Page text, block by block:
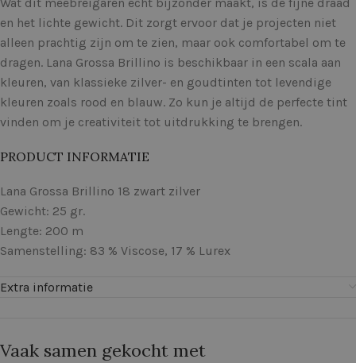
Wat dit meebreigaren echt bijzonder maakt, is de fijne draad
en het lichte gewicht. Dit zorgt ervoor dat je projecten niet
alleen prachtig zijn om te zien, maar ook comfortabel om te
dragen. Lana Grossa Brillino is beschikbaar in een scala aan
kleuren, van klassieke zilver- en goudtinten tot levendige
kleuren zoals rood en blauw. Zo kun je altijd de perfecte tint
vinden om je creativiteit tot uitdrukking te brengen.
PRODUCT INFORMATIE
Lana Grossa Brillino 18 zwart zilver
Gewicht: 25 gr.
Lengte: 200 m
Samenstelling: 83 % Viscose, 17 % Lurex
Extra informatie
Vaak samen gekocht met